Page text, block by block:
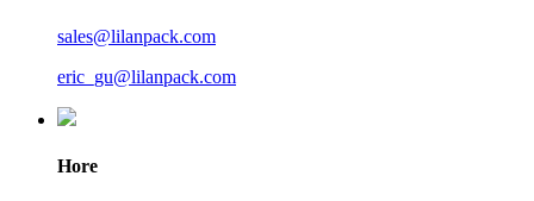
sales@lilanpack.com
eric_gu@lilanpack.com
Hore